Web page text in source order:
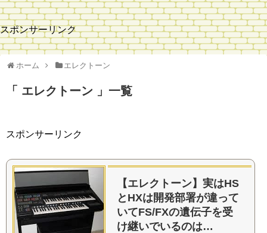
スポンサーリンク
ホーム エレクトーン
エレクトーン 一覧
スポンサーリンク
【エレクトーン】実はHS
とHXは開発部署が違って
いてFS/FXの遺伝子を受
け継いでいるのは…